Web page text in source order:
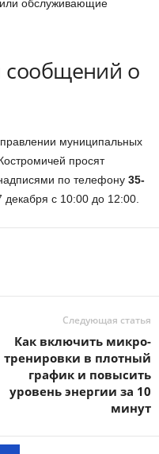
обслуживающие
сообщений о
муниципальных
просят
по телефону 35-
декабря с 10:00 до 12:00.
Следующая статья
Как включить микро-
тренировки в плотный
график и повысить
уровень энергии за 10
минут